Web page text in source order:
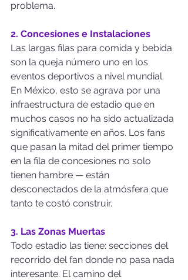
problema.
2. Concesiones e Instalaciones
Las largas filas para comida y bebida
son la queja número uno en los
eventos deportivos a nivel mundial.
En México, esto se agrava por una
infraestructura de estadio que en
muchos casos no ha sido actualizada
significativamente en años. Los fans
que pasan la mitad del primer tiempo
en la fila de concesiones no solo
tienen hambre — están
desconectados de la atmósfera que
tanto te costó construir.
3. Las Zonas Muertas
Todo estadio las tiene: secciones del
recorrido del fan donde no pasa nada
interesante. El camino del